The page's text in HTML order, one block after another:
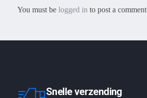
You must be logged in to post a comment
Snelle verzending